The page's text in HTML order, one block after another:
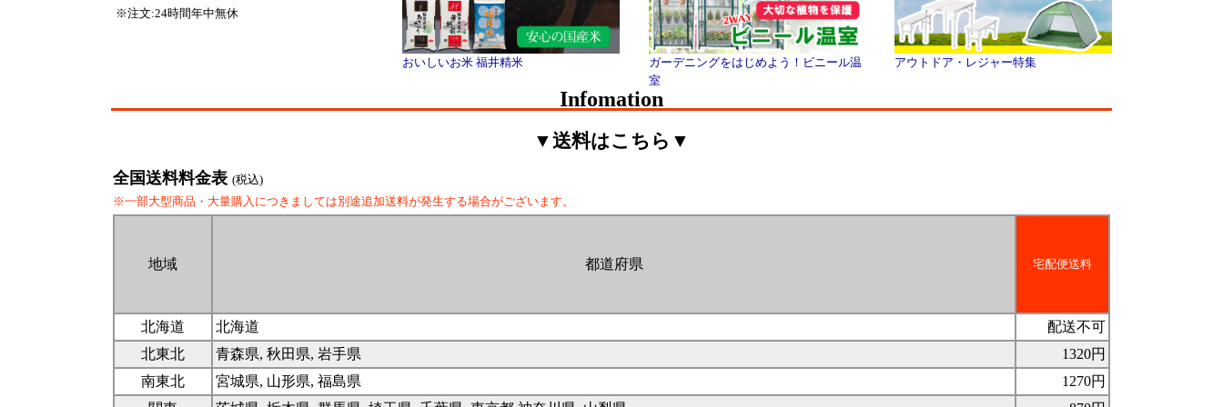
※注文:24時間年中無休
おいしいお米 福井精米
ガーデニングをはじめよう！ビニール温
室
アウトドア・レジャー特集
Infomation
▼送料はこちら▼
全国送料料金表 (税込)
※一部大型商品・大量購入につきましては別途追加送料が発生する場合がございます。
地域 都道府県 宅配便送料
北海道 北海道
配送不可
北東北
青森県, 秋田県, 岩手県
1320円
南東北
宮城県, 山形県, 福島県
1270円